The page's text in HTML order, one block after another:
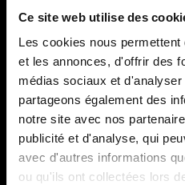
Ce site web utilise des
Les cookies nous
et les annonces, d'offrir des
médias sociaux et
partageons également des
notre site avec nos
publicité et d'analyse, qui
avec d'autres informations
ou qu'ils ont collectées lors
ET CELUI SOUS TERRE